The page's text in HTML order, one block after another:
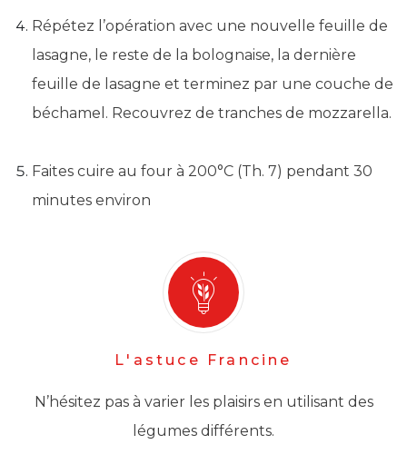
Répétez l’opération avec une nouvelle feuille de
lasagne, le reste de la bolognaise, la dernière
feuille de lasagne et terminez par une couche de
béchamel. Recouvrez de tranches de mozzarella.
Faites cuire au four à 200°C (Th. 7) pendant 30
minutes environ
L'astuce Francine
N’hésitez pas à varier les plaisirs en utilisant des
légumes différents.